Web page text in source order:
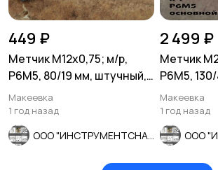
449 ₽
Метчик М12х0,75; м/р,
Р6М5, 80/19 мм, штучный,
мелкий шаг, шлифов.
Макеевка
1 год назад
2 499 ₽
Метчик
Р6М5,
основной
Макеевка
1 год назад